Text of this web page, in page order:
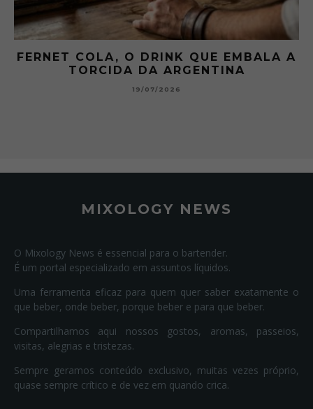
FERNET COLA, O DRINK QUE EMBALA A
TORCIDA DA ARGENTINA
19/07/2026
MIXOLOGY NEWS
O Mixology News é essencial para o bartender.
É um portal especializado em assuntos líquidos.
Uma ferramenta eficaz para quem quer saber exatamente o
que beber, onde beber, porque beber e para que beber.
Compartilhamos aqui nossos gostos, aromas, passeios,
visitas, alegrias e tristezas.
Sempre geramos conteúdo exclusivo, muitas vezes próprio,
quase sempre crítico e de vez em quando crica.